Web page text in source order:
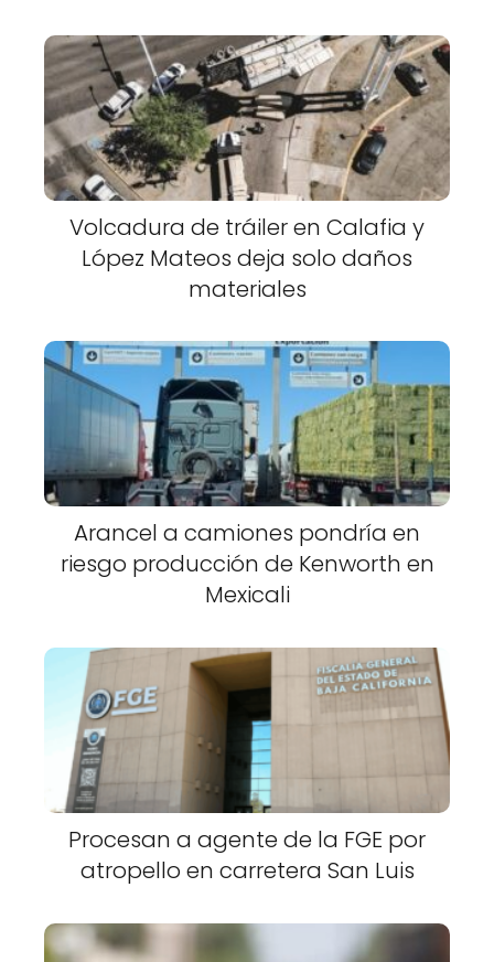
Volcadura de tráiler en Calafia y
López Mateos deja solo daños
materiales
Arancel a camiones pondría en
riesgo producción de Kenworth en
Mexicali
Procesan a agente de la FGE por
atropello en carretera San Luis